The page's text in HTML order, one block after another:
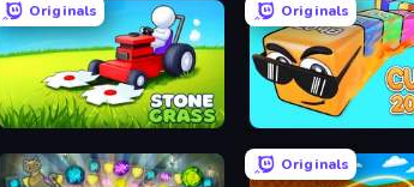
Originals
Stone Grass: Mowing Simulator
Originals
Cubes 2048.io
Originals